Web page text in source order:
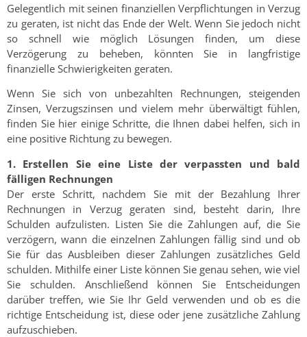
Gelegentlich mit seinen finanziellen Verpflichtungen in Verzug
zu geraten, ist nicht das Ende der Welt. Wenn Sie jedoch nicht
so schnell wie möglich Lösungen finden, um diese
Verzögerung zu beheben, könnten Sie in langfristige
finanzielle Schwierigkeiten geraten.
Wenn Sie sich von unbezahlten Rechnungen, steigenden
Zinsen, Verzugszinsen und vielem mehr überwältigt fühlen,
finden Sie hier einige Schritte, die Ihnen dabei helfen, sich in
eine positive Richtung zu bewegen.
1. Erstellen Sie eine Liste der verpassten und bald
fälligen Rechnungen
Der erste Schritt, nachdem Sie mit der Bezahlung Ihrer
Rechnungen in Verzug geraten sind, besteht darin, Ihre
Schulden aufzulisten. Listen Sie die Zahlungen auf, die Sie
verzögern, wann die einzelnen Zahlungen fällig sind und ob
Sie für das Ausbleiben dieser Zahlungen zusätzliches Geld
schulden. Mithilfe einer Liste können Sie genau sehen, wie viel
Sie schulden. Anschließend können Sie Entscheidungen
darüber treffen, wie Sie Ihr Geld verwenden und ob es die
richtige Entscheidung ist, diese oder jene zusätzliche Zahlung
aufzuschieben.